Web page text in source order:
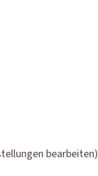
bearbeiten)